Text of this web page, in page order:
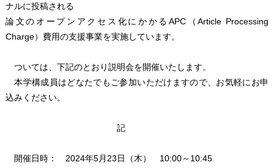
ナルに投稿される
論文のオープンアクセス化にかかるAPC（Article Processing
Charge）費用の支援事業を実施しています。
ついては、下記のとおり説明会を開催いたします。
本学構成員はどなたでもご参加いただけますので、お気軽にお申
込みください。
記
開催日時： 2024年5月23日（木） 10:00～10:45